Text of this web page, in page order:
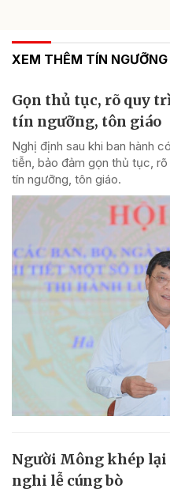
XEM THÊM TÍN
Gọn thủ tục, rõ quy
tín ngưỡng, tôn giáo
Nghị định sau khi ban hành
tiễn, bảo đảm gọn thủ tục,
tín ngưỡng, tôn giáo.
Người Mông khép
nghi lễ cúng bò